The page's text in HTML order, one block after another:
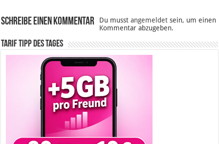
Schreibe einen Kommentar Du musstangemeldet sein, um einen
Kommentar abzugeben.
Tarif Tipp des Tages